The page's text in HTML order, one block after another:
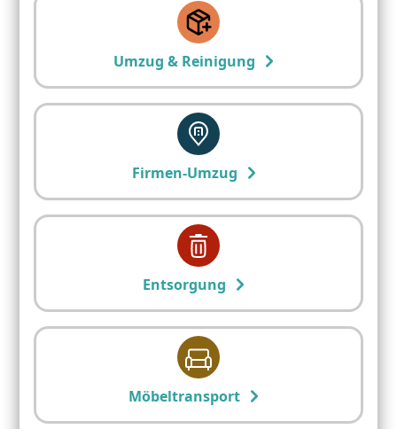
Umzug & Reinigung
Firmen-Umzug
Entsorgung
Möbeltransport